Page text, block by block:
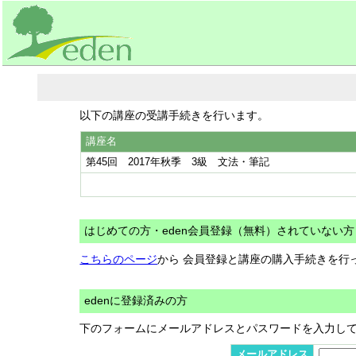
以下の講座の受講手続きを行います。
講座名
第45回 2017年秋季 3級 文法・筆記
はじめての方・eden会員登録（無料）されていない方
こちらのページから 会員登録と講座の購入手続きを行
edenに登録済みの方
下のフォームにメールアドレスとパスワードを入力し